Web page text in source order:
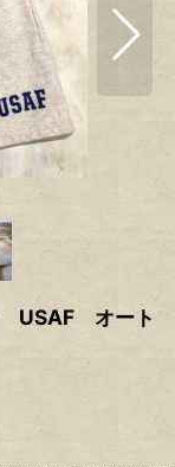
USAF オート